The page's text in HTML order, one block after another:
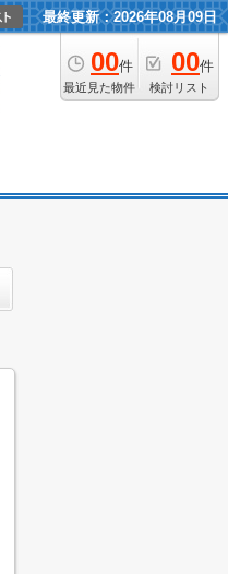
最終更新：2026年08月09日
00件
最近見た物件
00件
検討リスト